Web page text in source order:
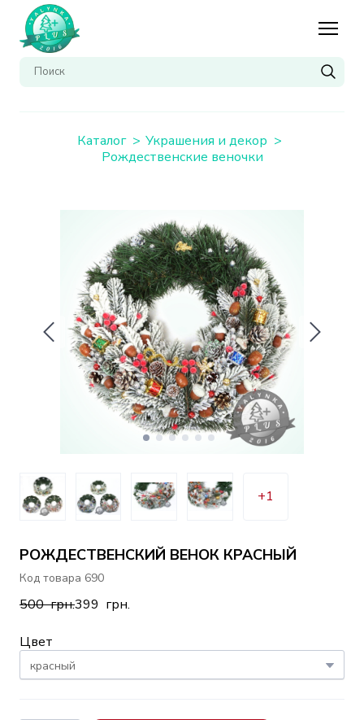
Каталог
Украшения и декор
Рождественские веночки
+1
РОЖДЕСТВЕНСКИЙ ВЕНОК КРАСНЫЙ
Код товара 690
500  грн.399  грн.
Цвет